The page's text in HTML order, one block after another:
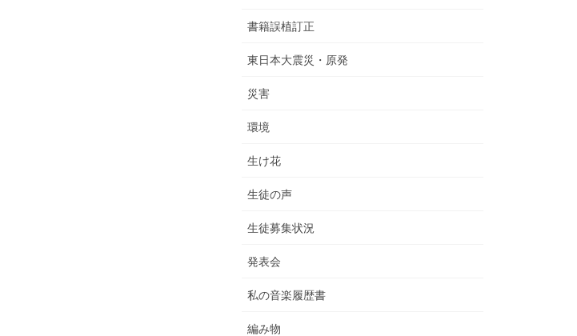
書籍誤植訂正
東日本大震災・原発
災害
環境
生け花
生徒の声
生徒募集状況
発表会
私の音楽履歴書
編み物